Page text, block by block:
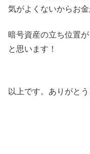
気がよくないからお
暗号資産の立ち位置
と思います！
以上です。ありがとう